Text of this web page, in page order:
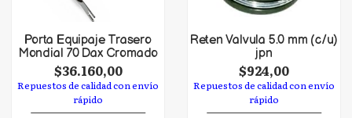
Porta Equipaje Trasero
Mondial 70 Dax Cromado
$36.160,00
Repuestos de calidad con envío
rápido
Reten Valvula 5.0 mm (c/u)
jpn
$924,00
Repuestos de calidad con envío
rápido